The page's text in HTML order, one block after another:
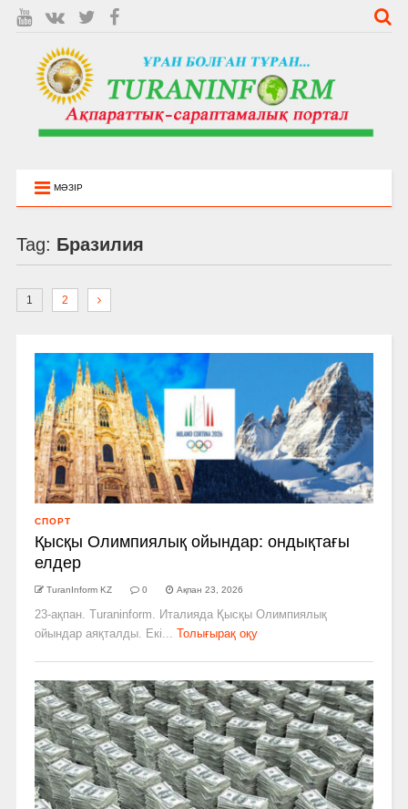
МӘЗІР
Tag: Бразилия
1 2
СПОРТ
Қысқы Олимпиялық ойындар: ондықтағы
елдер
TuranInform KZ 0 Ақпан 23, 2026
23-ақпан. Turaninform. Италияда Қысқы Олимпиялық
ойындар аяқталды. Екі...
Толығырақ оқу